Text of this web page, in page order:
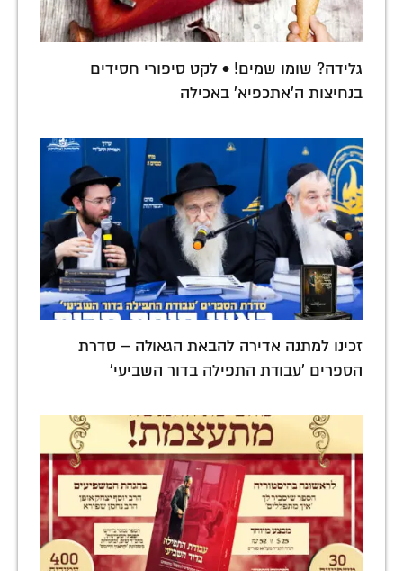
גלידה? שומו שמים! • לקט סיפורי חסידים
בנחיצות ה'אתכפיא' באכילה
זכינו למתנה אדירה להבאת הגאולה – סדרת
הספרים 'עבודת התפילה בדור השביעי'